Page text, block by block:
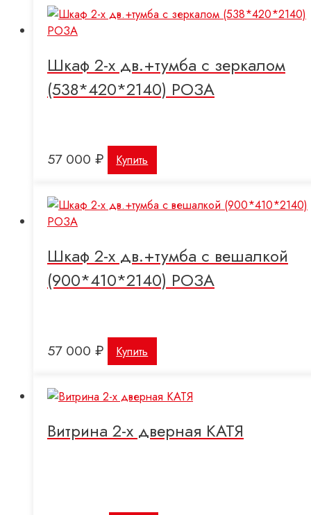
Шкаф 2-х дв.+тумба с зеркалом
(538*420*2140) РОЗА
57 000 ₽ Купить
Шкаф 2-х дв.+тумба с вешалкой
(900*410*2140) РОЗА
57 000 ₽ Купить
Витрина 2-х дверная КАТЯ